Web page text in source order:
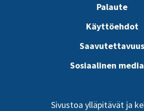
selvittäminen konkretisoi
päättäjille metsien roolia
Palaute
Käyttöehdot
Saavutettavuus
Sosiaalinen media
Sivustoa ylläpitävät ja